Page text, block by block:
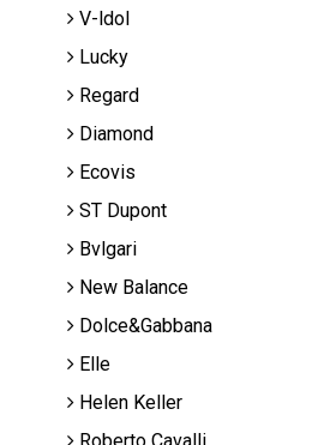
V-ldol
Lucky
Regard
Diamond
Ecovis
ST Dupont
Bvlgari
New Balance
Dolce&Gabbana
Elle
Helen Keller